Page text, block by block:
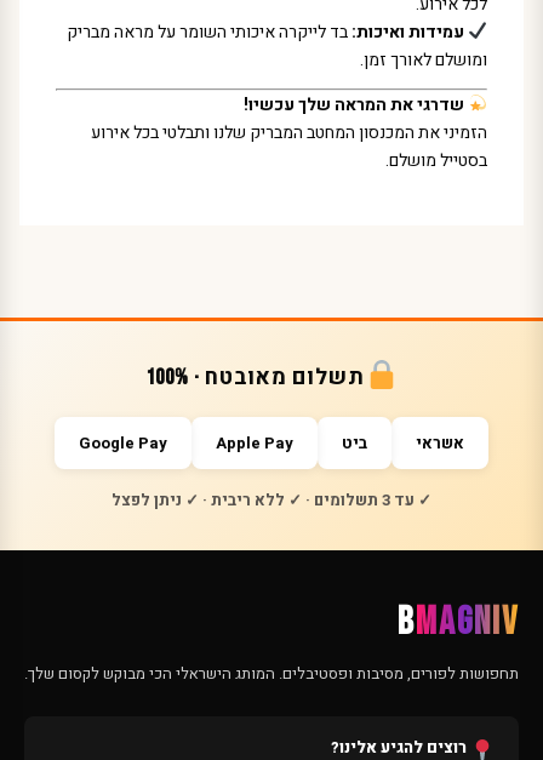
עמידות ואיכות:בד לייקרה איכותי השומר על מראה מבריק
ומושלם לאורך זמן.
שדרגי את המראה שלך עכשיו!
הזמיני את המכנסון המחטב המבריק שלנו ותבלטי בכל אירוע
בסטייל מושלם.
תשלום מאובטח · 100%
אשראי ביט Apple Pay
Google Pay
✓ עד 3 תשלומים · ✓ ללא ריבית · ✓ ניתן לפצל
BMAGNIV
תחפושות לפורים, מסיבות ופסטיבלים. המותג הישראלי הכי מבוקש לקסום שלך.
רוצים להגיע אלינו?